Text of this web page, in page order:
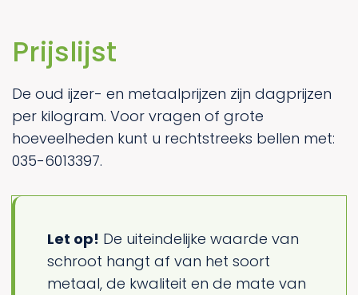
Prijslijst
De oud ijzer- en metaalprijzen zijn dagprijzen
per kilogram. Voor vragen of grote
hoeveelheden kunt u rechtstreeks bellen met:
035-6013397.
Let op! De uiteindelijke waarde van
schroot hangt af van het soort
metaal, de kwaliteit en de mate van